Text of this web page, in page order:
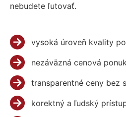
nebudete ľutovať.
vysoká úroveň kvality
nezáväzná cenová
transparentné ceny bez
korektný a ľudský